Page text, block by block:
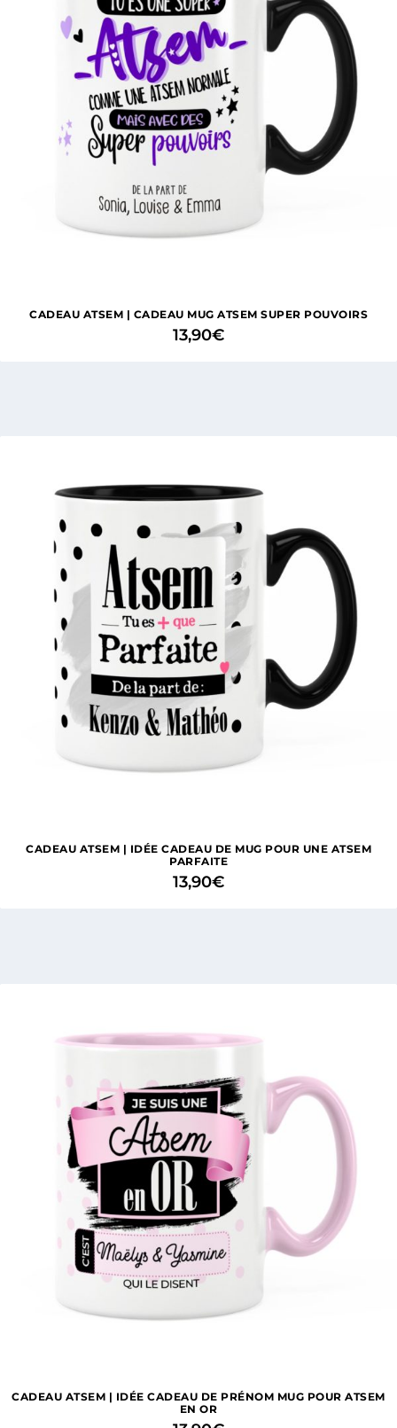
CADEAU ATSEM | CADEAU MUG ATSEM SUPER POUVOIRS
13,90€
CADEAU ATSEM | IDÉE CADEAU DE MUG POUR UNE ATSEM
PARFAITE
13,90€
CADEAU ATSEM | IDÉE CADEAU DE PRÉNOM MUG POUR ATSEM
EN OR